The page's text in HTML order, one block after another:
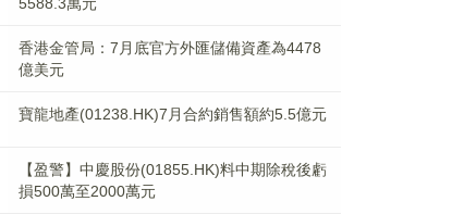
香港金管局：7月底官方外匯儲備資產為4478
億美元
寶龍地產(01238.HK)7月合約銷售額約5.5億元
【盈警】中慶股份(01855.HK)料中期除稅後虧
損500萬至2000萬元